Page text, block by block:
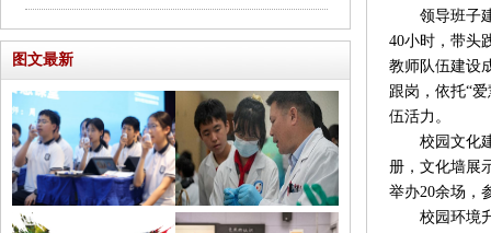
图文最新
领导班子建
40小时，带头
教师队伍建设
跟岗，依托“
伍活力。
校园文化建
册，文化墙展
举办20余场，
校园环境升